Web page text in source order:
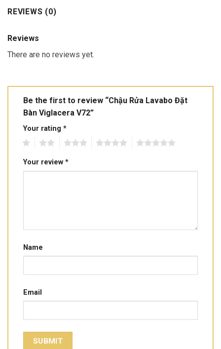
REVIEWS (0)
Reviews
There are no reviews yet.
Be the first to review “Chậu Rửa Lavabo Đặt
Bàn Viglacera V72”
Your rating *
Your review *
Name
Email